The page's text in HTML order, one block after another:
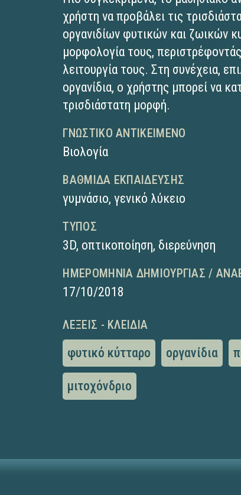
χρήστη να προβάλει τις
οργανιδίων φυτικών και ζωικών
μορφολογία τους,
λειτουργία τους. Στη συνέχεια,
οργανίδια, ο χρήστης μπορεί να
τρισδιάστατη μορφή.
ΓΝΩΣΤΙΚΌ ΑΝΤΙΚΕΊΜΕΝΟ
Βιολογία
ΒΑΘΜΊΔΑ ΕΚΠΑΊΔΕΥΣΗΣ
γυμνάσιο,γενικό λύκειο
ΤΎΠΟΣ
3D, οπτικοποίηση, διερεύνηση
ΗΜΕΡΟΜΗΝΊΑ ΔΗΜΙΟΥΡΓΊΑΣ /
17/10/2018
ΛΈΞΕΙΣ - ΚΛΕΙΔΙΆ
φυτικό κύτταρο οργανίδια
μιτοχόνδριο